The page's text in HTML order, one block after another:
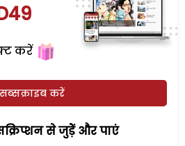
करें
सब्सक्राइब करें
से जुड़ेें और पाएं